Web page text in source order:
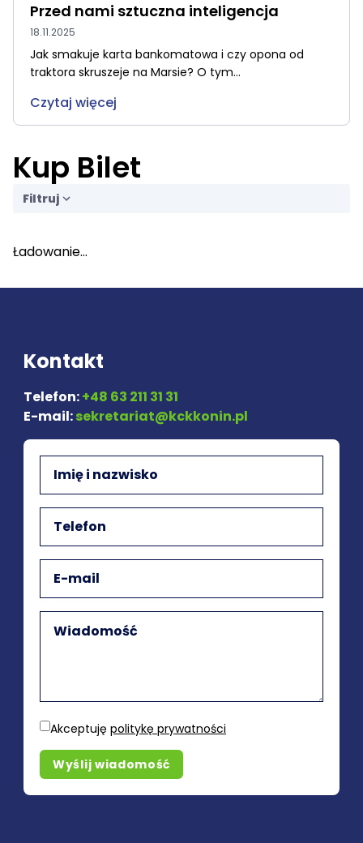
Przed nami sztuczna inteligencja
18.11.2025
Jak smakuje karta bankomatowa i czy opona od
traktora skruszeje na Marsie? O tym...
Czytaj więcej
Kup Bilet
Filtruj
Ładowanie...
Kontakt
Telefon:+48 63 211 31 31
E-mail:sekretariat@kckkonin.pl
Akceptuję politykę prywatności
Wyślij wiadomość